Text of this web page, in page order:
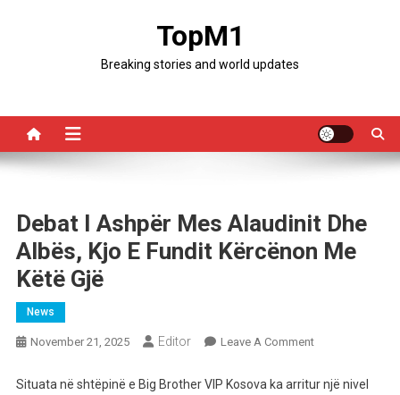
TopM1
Breaking stories and world updates
Debat I Ashpër Mes Alaudinit Dhe
Albës, Kjo E Fundit Kërcënon Me
Këtë Gjë
News
November 21, 2025 Editor Leave A CommentOn
I
Situata në shtëpinë e Big Brother VIP Kosova ka arritur një nivel